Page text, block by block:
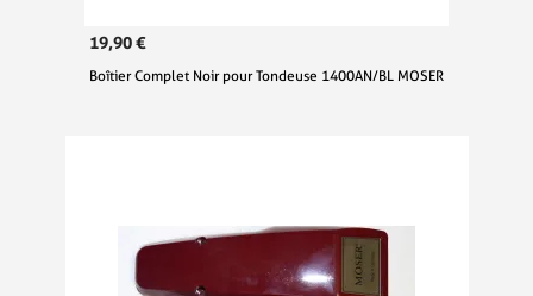
19,90 €
Boîtier Complet Noir pour Tondeuse 1400AN/BL MOSER